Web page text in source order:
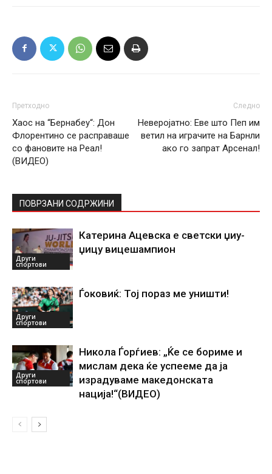
Претходно
Хаос на “Бернабеу“: Дон
Флорентино се расправаше
со фановите на Реал!
(ВИДЕО)
Следно
Неверојатно: Еве што Пеп им
ветил на играчите на Барнли
ако го запрат Арсенал!
ПОВРЗАНИ СОДРЖИНИ
Други
спортови
Катерина Ацевска е светски џиу-
џицу вицешампион
Други
спортови
Ѓоковиќ: Тој пораз ме уништи!
Други
спортови
Никола Ѓорѓиев: „Ќе се бориме и
мислам дека ќе успееме да ја
израдуваме македонската
нација!“(ВИДЕО)